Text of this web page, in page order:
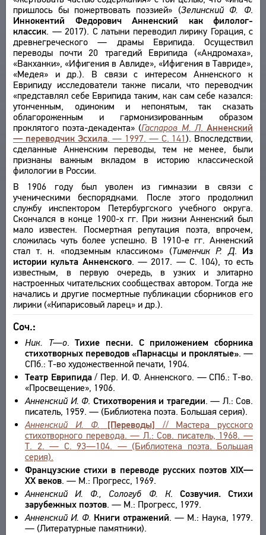
пришлось бы пожертвовать поэзией» (Зелинский Ф. Ф.
Иннокентий Федорович Анненский как филолог-
классик. — 2017). С латыни переводил лирику Горация, с
древнегреческого — драмы Еврипида. Осуществил
переводы почти 20 трагедий Еврипида («Андромаха»,
«Вакханки», «Ифигения в Авлиде», «Ифигения в Тавриде»,
«Медея» и др.). В связи с интересом Анненского к
Еврипиду исследователи также писали, что переводчик
«представлял себе Еврипида таким, как сам себе казался:
утонченным, одиноким и непонятым, так сказать
облагороженным и гармонизированным образом
проклятого поэта-декадента» (Гаспаров М. Л.Анненский
— переводчик Эсхила. — 1997. — С. 141). Впоследствии,
сделанные Анненским переводы, тем не менее, были
признаны важным вкладом в историю классической
филологии в России.
В 1906 году был уволен из гимназии в связи с
ученическими беспорядками. После этого продолжил
службу инспектором Петербургского учебного округа.
Скончался в конце 1900-х гг. При жизни Анненский был
мало известен. Посмертная репутация поэта, впрочем,
сложилась чуть более успешно. В 1910-е гг. Анненский
стал т. н. «подземным классиком» (Тименчик Р. Д. Из
истории культа Анненского. — 2017. — С. 104), то есть
известным, в первую очередь, в узких и элитарно
настроенных читательских сообществах автором. Тогда же
начались и другие посмертные публикации сборников его
лирики («Кипарисовый ларец» и др.).
Соч.:
Ник. T—о.Тихие песни. С приложением сборника
стихотворных переводов «Парнасцы и проклятые». —
СПб.: Т-во художественной печати, 1904.
Театр Еврипида/ Пер. И. Ф. Анненского. — СПб.: Т-во.
«Просвещение», 1906.
Анненский И. Ф. Стихотворения и трагедии. — Л.: Сов.
писатель, 1959. — (Библиотека поэта. Большая серия).
Анненский И. Ф.
[Переводы] // Мастера русского
стихотворного перевода. — Л.: Сов. писатель, 1968. —
Т. 2. — С. 93—104. — (Библиотека поэта. Большая
серия).
Французские стихи в переводе русских поэтов XIX—
XX веков. — М.: Прогресс, 1969.
Анненский И. Ф., Сологуб Ф. К. Созвучия. Стихи
зарубежных поэтов. — М.: Прогресс, 1979.
Анненский И. Ф. Книги отражений. — М.: Наука, 1979.
— (Литературные памятники).